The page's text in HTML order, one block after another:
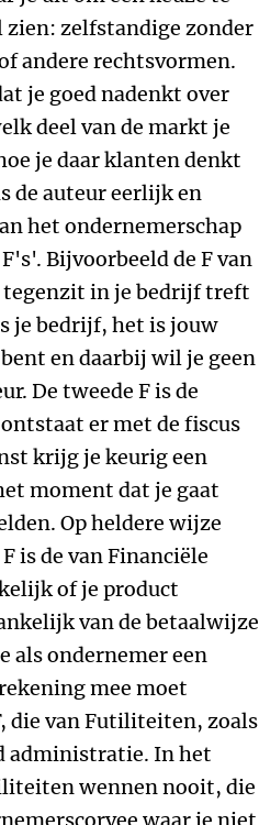
zien: zelfstandige zonder
andere rechtsvormen.
je goed nadenkt over
deel van de markt je
je daar klanten denkt
de auteur eerlijk en
het ondernemerschap
Bijvoorbeeld de F van
tegenzit in je bedrijf treft
je bedrijf, het is jouw
en daarbij wil je geen
De tweede F is de
er met de fiscus
krijg je keurig een
moment dat je gaat
Op heldere wijze
is de van Financiële
of je product
van de betaalwijze
als ondernemer een
mee moet
die van Futiliteiten, zoals
administratie. In het
wennen nooit, die